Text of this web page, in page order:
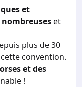
et
nombreuseset
plus de 30
convention.
et des
!